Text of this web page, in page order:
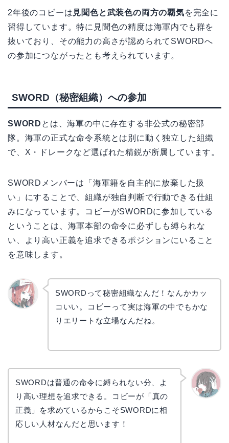
2年後のコビーは 見聞色と武装色の両方の覇気を完全に
習得しています。特に見聞色の精度は海軍内でも群を
抜いており、その能力の高さが認められてSWORDへ
の参加につながったとも考えられています。
SWORD（秘密組織）への参加
SWORD とは、海軍の中に存在する非公式の秘密部
隊。海軍の正式な命令系統とは別に動く独立した組織
で、X・ドレークなど選ばれた精鋭が所属しています。
SWORDメンバーは「海軍籍を自主的に放棄した扱
い」にすることで、組織が独自判断で行動できる仕組
みになっています。コビーがSWORDに参加している
ということは、海軍本部の命令に必ずしも縛られな
い、より高い正義を追求できるポジションにいること
を意味します。
SWORDって秘密組織なんだ！なんかカッ
コいい。コビーって実は海軍の中でもかな
りエリートな立場なんだね。
SWORDは普通の命令に縛られない分、よ
り高い理想を追求できる。コビーが「真の
正義」を求めているからこそSWORDに相
応しい人材なんだと思います！